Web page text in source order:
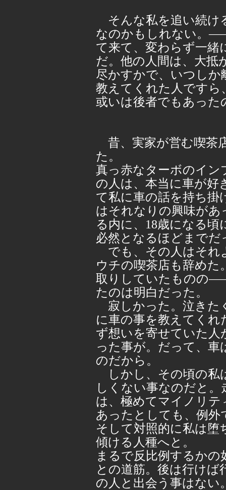
そんな私を追い続け
なのかもしれない。
て来て、変わらず一緒
だ。他の人間は、大抵
尽かすかで、いつし
教えてくれた人ですら
或いは後者でもあった
昔、実家が営む喫茶
た。
真っ赤なターボのイ
の人は、本当に車が好
て私に車の話を持ち掛
はそれなりの興味が
る内に、18歳になる
必然となるほどまでだ
でも、その人はそれ
ウチの喫茶店も辞め
取りしていたものの
たのは明白だった。
寂しかった。泣きた
に車の事を教えてく
ず想いを寄せていた
った事が。だって、
のだから。
しかし、その頃の私
しくない事なのだと
は、極めてマイノリ
あったとしても、例外
そして対照的に私は堕
傾ける人種へと。
まるで反比例するか
との道筋。後は行け
の人と出会う事はない